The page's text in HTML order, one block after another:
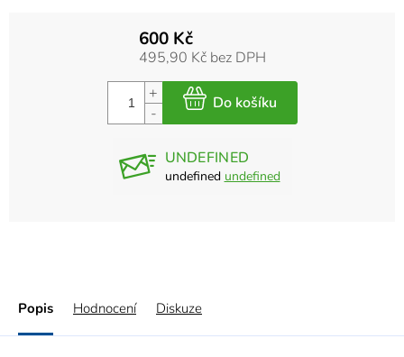
600 Kč
495,90 Kč bez DPH
UNDEFINED
undefined undefined
Popis Hodnocení Diskuze